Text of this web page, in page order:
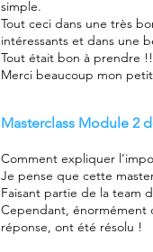
simple.
Tout ceci dans une très
intéressants et dans une
Tout était bon à prendre !!
Merci beaucoup mon
Masterclass Module 2
Comment expliquer
Je pense que cette
Faisant partie de la team
Cependant, énormément
réponse, ont été résolu !